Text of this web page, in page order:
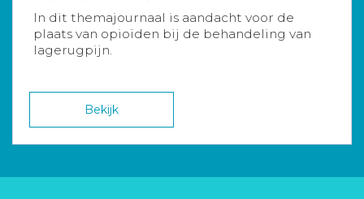
In dit themajournaal is aandacht voor de
plaats van opioïden bij de behandeling van
lagerugpijn.
Bekijk